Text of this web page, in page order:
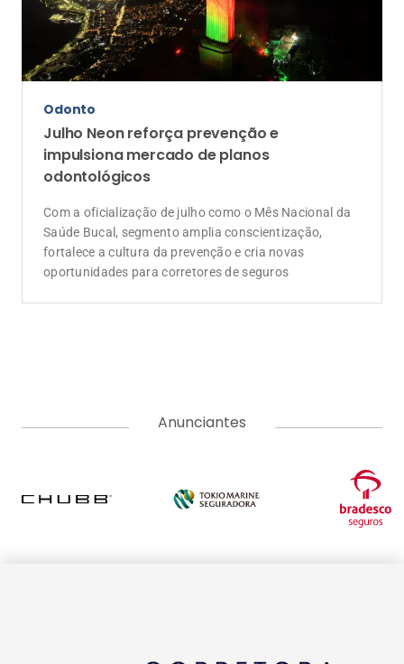
Odonto
Julho Neon reforça prevenção e
impulsiona mercado de planos
odontológicos
Com a oficialização de julho como o Mês Nacional da
Saúde Bucal, segmento amplia conscientização,
fortalece a cultura da prevenção e cria novas
oportunidades para corretores de seguros
Anunciantes